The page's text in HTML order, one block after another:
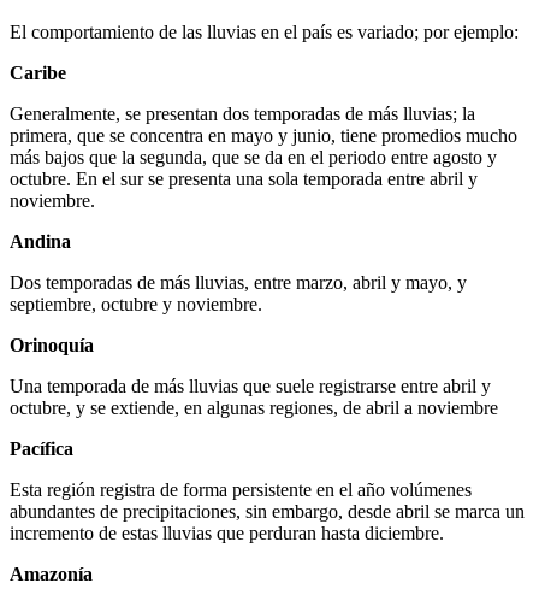
El comportamiento de las lluvias en el país es variado; por ejemplo:
Caribe
Generalmente, se presentan dos temporadas de más lluvias; la
primera, que se concentra en mayo y junio, tiene promedios mucho
más bajos que la segunda, que se da en el periodo entre agosto y
octubre. En el sur se presenta una sola temporada entre abril y
noviembre.
Andina
Dos temporadas de más lluvias, entre marzo, abril y mayo, y
septiembre, octubre y noviembre.
Orinoquía
Una temporada de más lluvias que suele registrarse entre abril y
octubre, y se extiende, en algunas regiones, de abril a noviembre
Pacífica
Esta región registra de forma persistente en el año volúmenes
abundantes de precipitaciones, sin embargo, desde abril se marca un
incremento de estas lluvias que perduran hasta diciembre.
Amazonía